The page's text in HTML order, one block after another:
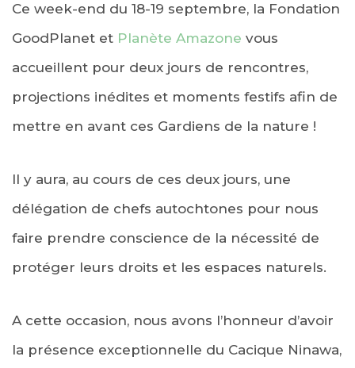
Ce week-end du 18-19 septembre, la Fondation
GoodPlanet et Planète Amazone vous
accueillent pour deux jours de rencontres,
projections inédites et moments festifs afin de
mettre en avant ces Gardiens de la nature !
Il y aura, au cours de ces deux jours, une
délégation de chefs autochtones pour nous
faire prendre conscience de la nécessité de
protéger leurs droits et les espaces naturels.
A cette occasion, nous avons l’honneur d’avoir
la présence exceptionnelle du Cacique Ninawa,